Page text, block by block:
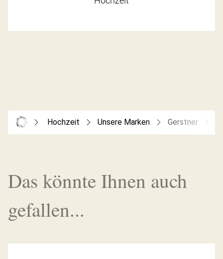
Hochzeit Unsere Marken Gerstner
Das könnte Ihnen auch
gefallen...